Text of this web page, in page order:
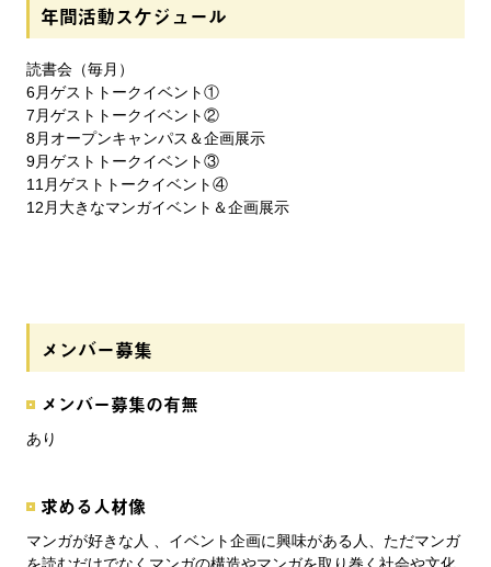
年間活動スケジュール
読書会（毎月）
6月ゲストトークイベント①
7月ゲストトークイベント②
8月オープンキャンパス＆企画展示
9月ゲストトークイベント③
11月ゲストトークイベント④
12月大きなマンガイベント＆企画展示
メンバー募集
メンバー募集の有無
あり
求める人材像
マンガが好きな人 、イベント企画に興味がある人、ただマンガ